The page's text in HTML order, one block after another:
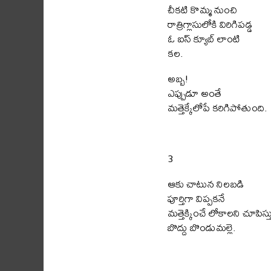
చీకటి కొమ్మ నుంచి
రాత్రిగ్లాసులోకి విరిగిపడ్డ
ఓ ఐస్ క్యూబ్ లాంటి
కల.
అబ్బ!
ఎప్పుడూ అంతే
మత్తెక్కేలోపే కరిగిపోతుంది.
3
ఆకు చాటున నిలబడి
పూర్తిగా విప్పకనే
మత్తెక్కించే లోకాలని
బొద్దు బొండుమల్లె.